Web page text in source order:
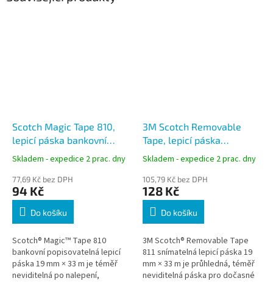
Scotch Magic Tape 810,
lepicí páska bankovní
popisovatelná, 19x33 m
Skladem - expedice 2 prac. dny
77,69 Kč bez DPH
94 Kč
Do košíku
Scotch® Magic™ Tape 810
bankovní popisovatelná lepicí
páska 19 mm × 33 m je téměř
neviditelná po nalepení,
3M Scotch Removable
Tape, lepicí páska
snímatelná, 19x33
Skladem - expedice 2 prac. dny
105,79 Kč bez DPH
128 Kč
Do košíku
3M Scotch® Removable Tape
811 snímatelná lepicí páska 19
mm × 33 m je průhledná, téměř
neviditelná páska pro dočasné